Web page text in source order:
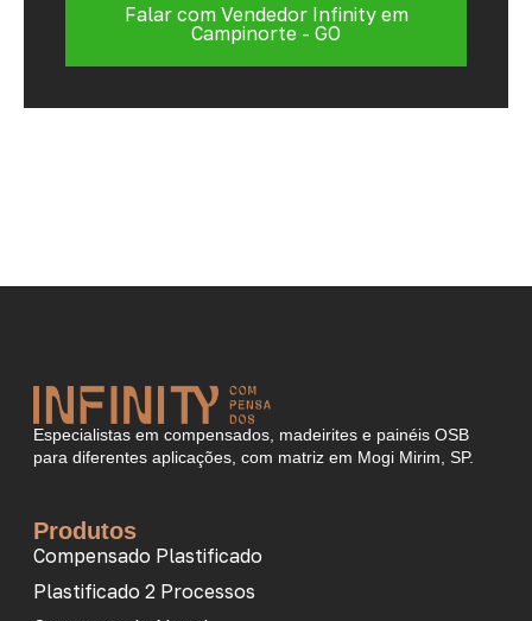
Falar com Vendedor Infinity em
Campinorte - GO
Especialistas em compensados, madeirites e painéis OSB
para diferentes aplicações, com matriz em Mogi Mirim, SP.
Produtos
Compensado Plastificado
Plastificado 2 Processos